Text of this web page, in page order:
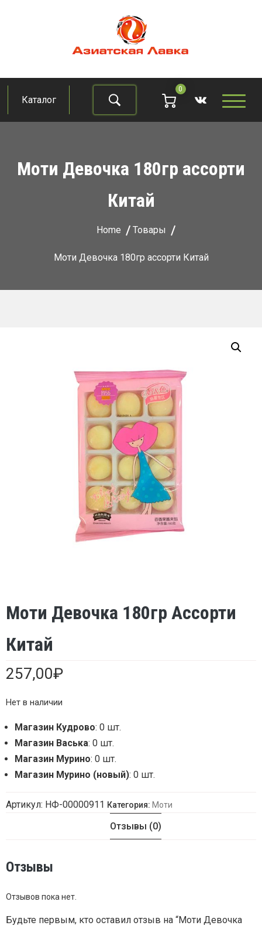
Азиатская лавка
Продукты из восточно-азиатских стран
Каталог
0
Моти Девочка 180гр ассорти
Китай
Home Товары
Моти Девочка 180гр ассорти Китай
Моти Девочка 180гр Ассорти
Китай
257,00₽
Нет в наличии
Магазин Кудрово: 0 шт.
Магазин Васька: 0 шт.
Магазин Мурино: 0 шт.
Магазин Мурино (новый): 0 шт.
Артикул: НФ-00000911 Категория: Моти
Отзывы (0)
Отзывы
Отзывов пока нет.
Будьте первым, кто оставил отзыв на “Моти Девочка